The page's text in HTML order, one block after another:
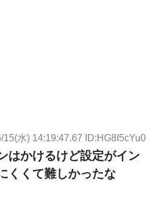
15(水) 14:19:47.67 ID:HG8I5cYu0
はかけるけど設定がイン
くくて難しかったな